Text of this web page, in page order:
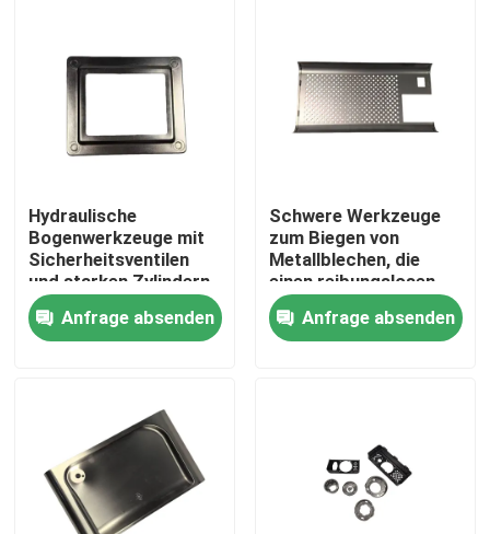
Produkte
Hydraulische
Bogenwerkzeuge mit
Sicherheitsventilen
und starken Zylindern,
die die Leistung unter
Last gewährleisten
Anfrage absenden
Schwere Werkzeuge
zum Biegen von
Metallblechen, die
einen reibungslosen
Betrieb und ein
gleichbleibendes
Biegergebnis für die
Anfrage absenden